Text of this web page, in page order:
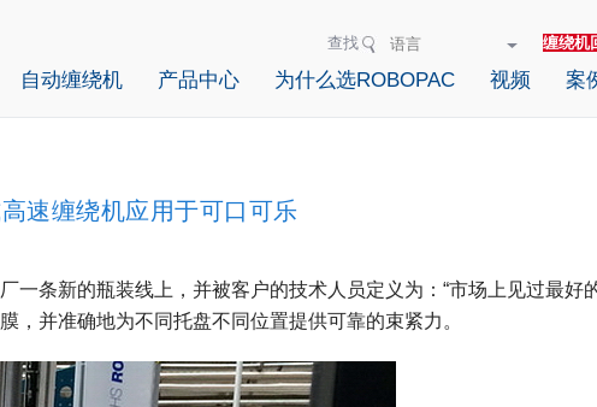
查找 缠绕机
自动缠绕机 产品中心 为什么选ROBOPAC 视频 案
速缠绕机应用于可口可乐
条新的瓶装线上，并被客户的技术人员定义为：“市场上见过最好
并准确地为不同托盘不同位置提供可靠的束紧力。